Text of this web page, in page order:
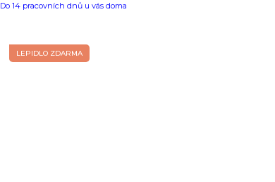
Do 14 pracovních dnů u vás doma
LEPIDLO ZDARMA